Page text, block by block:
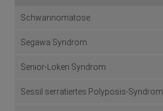
Schwannomatose
Segawa Syndrom
Senior-Loken Syndrom
Sessil serratiertes Polyposis-Syndrom